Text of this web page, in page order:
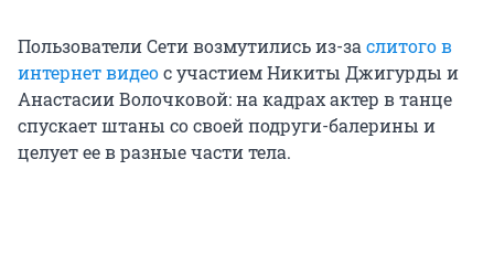
Пользователи Сети возмутились из-заслитого в
интернет видеос участием Никиты Джигурды и
Анастасии Волочковой: на кадрах актер в танце
спускает штаны со своей подруги-балерины и
целует ее в разные части тела.